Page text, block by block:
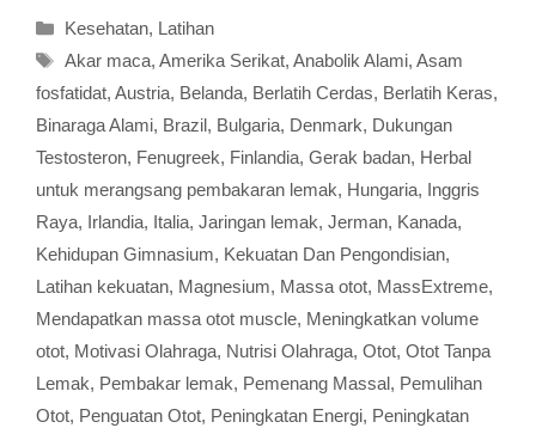
Kategori
Kesehatan, Latihan
Tag
Akar maca, Amerika Serikat, Anabolik Alami, Asam
fosfatidat, Austria, Belanda, Berlatih Cerdas, Berlatih Keras,
Binaraga Alami, Brazil, Bulgaria, Denmark, Dukungan
Testosteron, Fenugreek, Finlandia, Gerak badan, Herbal
untuk merangsang pembakaran lemak, Hungaria, Inggris
Raya, Irlandia, Italia, Jaringan lemak, Jerman, Kanada,
Kehidupan Gimnasium, Kekuatan Dan Pengondisian,
Latihan kekuatan, Magnesium, Massa otot, MassExtreme,
Mendapatkan massa otot muscle, Meningkatkan volume
otot, Motivasi Olahraga, Nutrisi Olahraga, Otot, Otot Tanpa
Lemak, Pembakar lemak, Pemenang Massal, Pemulihan
Otot, Penguatan Otot, Peningkatan Energi, Peningkatan